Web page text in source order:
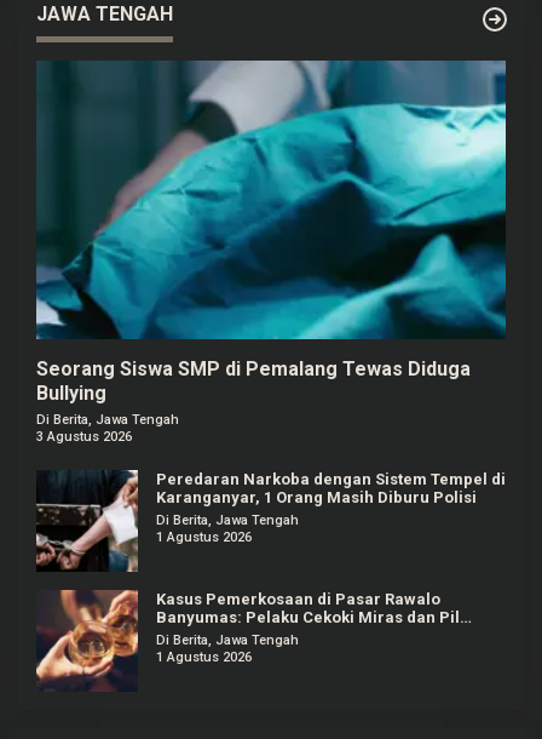
JAWA TENGAH
Seorang Siswa SMP di Pemalang Tewas Diduga
Bullying
Di Berita, Jawa Tengah
3 Agustus 2026
Peredaran Narkoba dengan Sistem Tempel di
Karanganyar, 1 Orang Masih Diburu Polisi
Di Berita, Jawa Tengah
1 Agustus 2026
Kasus Pemerkosaan di Pasar Rawalo
Banyumas: Pelaku Cekoki Miras dan Pil
Koplo
Di Berita, Jawa Tengah
1 Agustus 2026